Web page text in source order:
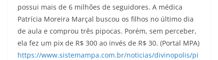
possui mais de 6 milhões de seguidores. A médica
Patrícia Moreira Marçal buscou os filhos no último dia
de aula e comprou três pipocas. Porém, sem perceber,
ela fez um pix de R$ 300 ao invés de R$ 30. (Portal MPA)
https://www.sistemampa.com.br/noticias/divinopolis/pi